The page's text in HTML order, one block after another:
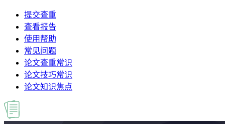
提交查重
查看报告
使用帮助
常见问题
论文查重常识
论文技巧常识
论文知识焦点